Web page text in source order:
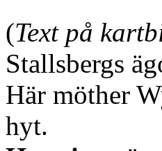
(Text på
Stallsbergs
Här möther
hyt.